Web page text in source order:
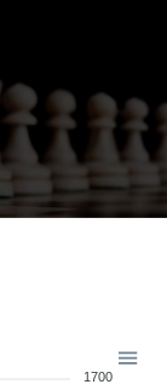
1700